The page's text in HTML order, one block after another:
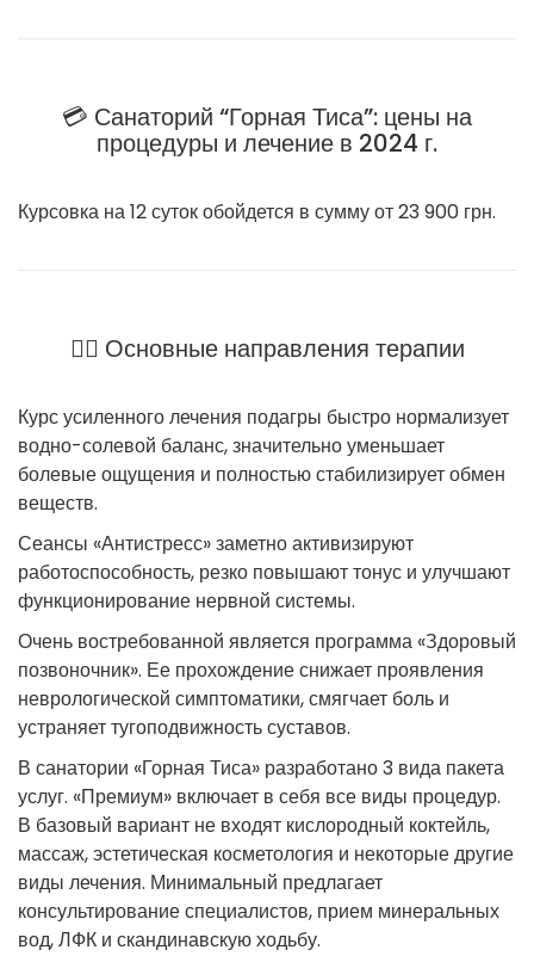
💳 Санаторий “Горная Тиса”: цены на
процедуры и лечение в 2024 г.
Курсовка на 12 суток обойдется в сумму от 23 900 грн.
👩‍⚕️ Основные направления терапии
Курс усиленного лечения подагры быстро нормализует
водно-солевой баланс, значительно уменьшает
болевые ощущения и полностью стабилизирует обмен
веществ.
Сеансы «Антистресс» заметно активизируют
работоспособность, резко повышают тонус и улучшают
функционирование нервной системы.
Очень востребованной является программа «Здоровый
позвоночник». Ее прохождение снижает проявления
неврологической симптоматики, смягчает боль и
устраняет тугоподвижность суставов.
В санатории «Горная Тиса» разработано 3 вида пакета
услуг. «Премиум» включает в себя все виды процедур.
В базовый вариант не входят кислородный коктейль,
массаж, эстетическая косметология и некоторые другие
виды лечения. Минимальный предлагает
консультирование специалистов, прием минеральных
вод, ЛФК и скандинавскую ходьбу.